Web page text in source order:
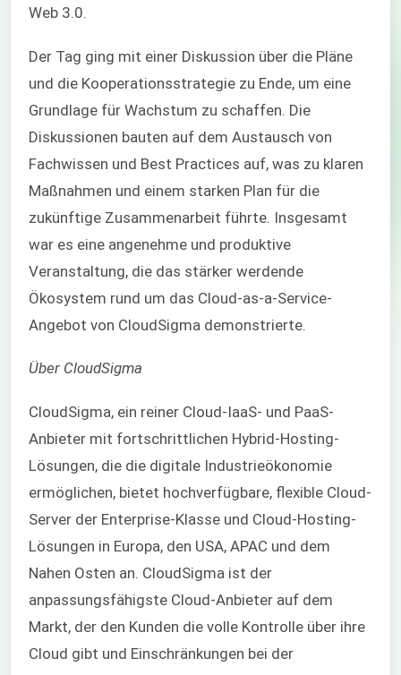
Web 3.0.
Der Tag ging mit einer Diskussion über die Pläne
und die Kooperationsstrategie zu Ende, um eine
Grundlage für Wachstum zu schaffen. Die
Diskussionen bauten auf dem Austausch von
Fachwissen und Best Practices auf, was zu klaren
Maßnahmen und einem starken Plan für die
zukünftige Zusammenarbeit führte. Insgesamt
war es eine angenehme und produktive
Veranstaltung, die das stärker werdende
Ökosystem rund um das Cloud-as-a-Service-
Angebot von CloudSigma demonstrierte.
Über CloudSigma
CloudSigma, ein reiner Cloud-IaaS- und PaaS-
Anbieter mit fortschrittlichen Hybrid-Hosting-
Lösungen, die die digitale Industrieökonomie
ermöglichen, bietet hochverfügbare, flexible Cloud-
Server der Enterprise-Klasse und Cloud-Hosting-
Lösungen in Europa, den USA, APAC und dem
Nahen Osten an. CloudSigma ist der
anpassungsfähigste Cloud-Anbieter auf dem
Markt, der den Kunden die volle Kontrolle über ihre
Cloud gibt und Einschränkungen bei der